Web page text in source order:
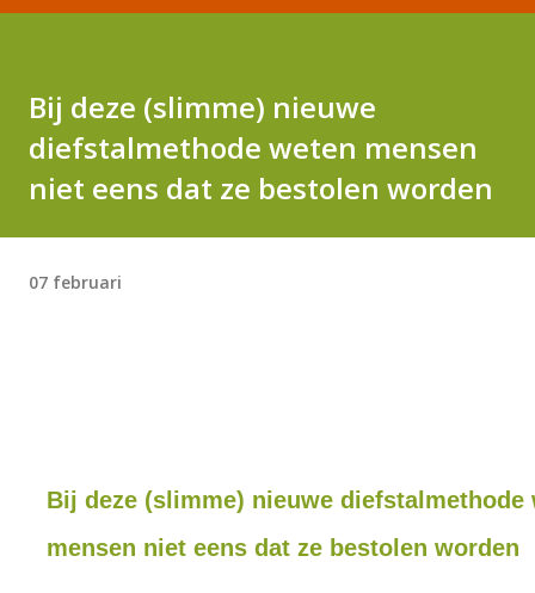
Bij deze (slimme) nieuwe
diefstalmethode weten mensen
niet eens dat ze bestolen worden
07 februari
Bij deze (slimme) nieuwe diefstalmethode
mensen niet eens dat ze bestolen worden